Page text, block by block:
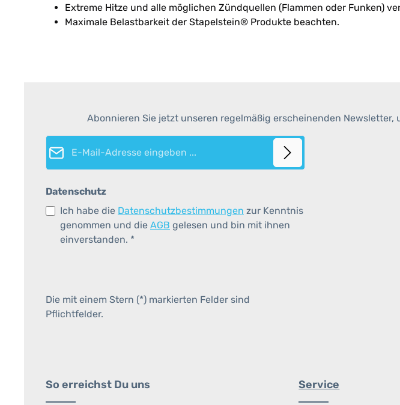
Extreme Hitze und alle möglichen Zündquellen (Flammen oder Funken)
Maximale Belastbarkeit der Stapelstein® Produkte beachten.
Abonnieren Sie jetzt unseren regelmäßig erscheinenden
E-Mail-Adresse*
Datenschutz
Ich habe die Datenschutzbestimmungen zur Kenntnis
genommen und die AGB gelesen und bin mit ihnen
einverstanden. *
Die mit einem Stern (*) markierten Felder sind
Pflichtfelder.
So erreichst Du uns Service